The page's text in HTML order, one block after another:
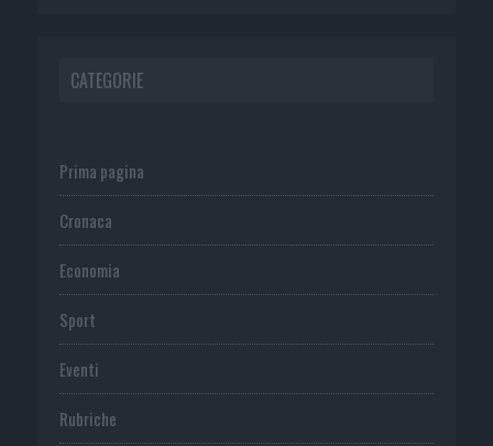
CATEGORIE
Prima pagina
Cronaca
Economia
Sport
Eventi
Rubriche